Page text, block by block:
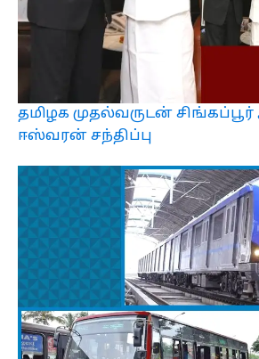
தமிழக முதல்வருடன்
ஈஸ்வரன் சந்திப்பு